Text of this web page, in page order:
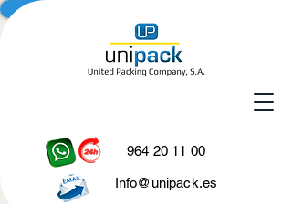
964 20 11 00
Info@unipack.es